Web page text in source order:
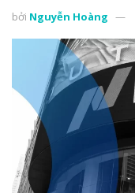
bởi Nguyễn Hoàng